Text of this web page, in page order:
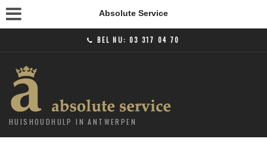
Absolute Service
BEL NU:03 317 04 70
HUISHOUDHULP IN ANTWERPEN